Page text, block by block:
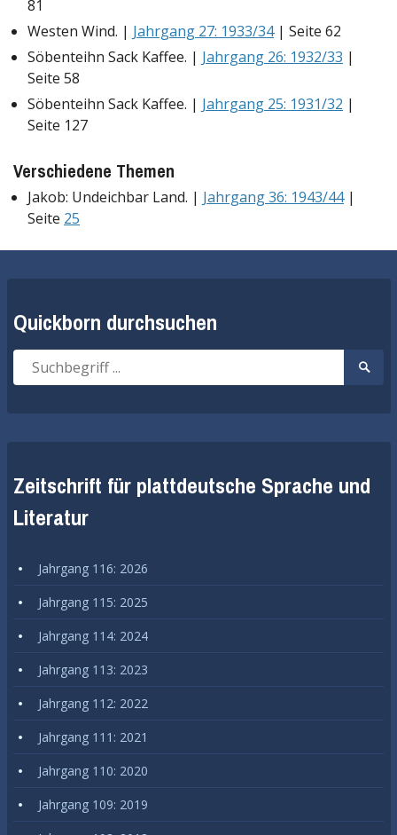
81
Westen Wind. | Jahrgang 27: 1933/34| Seite 62
Söbenteihn Sack Kaffee. | Jahrgang 26: 1932/33 |
Seite 58
Söbenteihn Sack Kaffee. | Jahrgang 25: 1931/32 |
Seite 127
Verschiedene Themen
Jakob: Undeichbar Land. | Jahrgang 36: 1943/44|
Seite 25
Quickborn durchsuchen
Suche
nach:
Suche
Zeitschrift für plattdeutsche Sprache und
Literatur
Jahrgang 116: 2026
Jahrgang 115: 2025
Jahrgang 114: 2024
Jahrgang 113: 2023
Jahrgang 112: 2022
Jahrgang 111: 2021
Jahrgang 110: 2020
Jahrgang 109: 2019